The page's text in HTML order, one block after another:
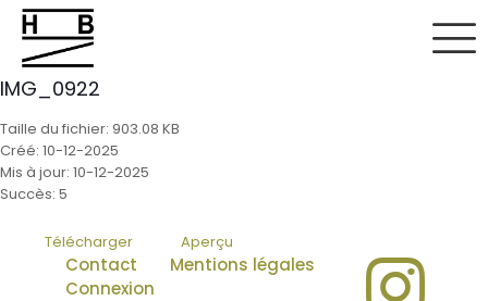
IMG_0922
Taille du fichier: 903.08 KB
Créé: 10-12-2025
Mis à jour: 10-12-2025
Succès: 5
Télécharger Aperçu
Contact
Mentions légales
Connexion